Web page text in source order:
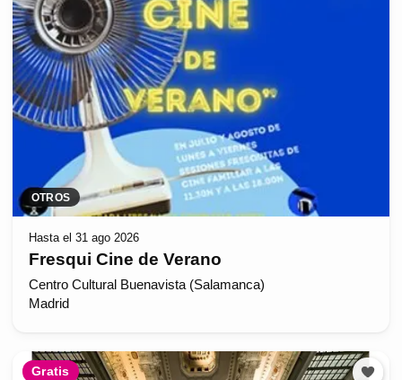
OTROS
Hasta el 31 ago 2026
Fresqui Cine de Verano
Centro Cultural Buenavista (Salamanca)
Madrid
Gratis